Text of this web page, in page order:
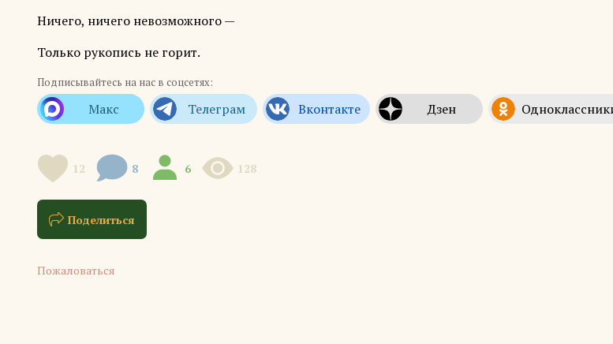
Ничего, ничего невозможного —
Только рукопись не горит.
Подписывайтесь на нас в соцсетях:
12 8 6 128
Поделиться
Пожаловаться